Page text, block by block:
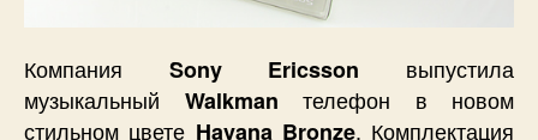
Компания Sony Ericsson выпустила
музыкальный Walkman телефон в новом
стильном цвете Havana Bronze. Комплектация